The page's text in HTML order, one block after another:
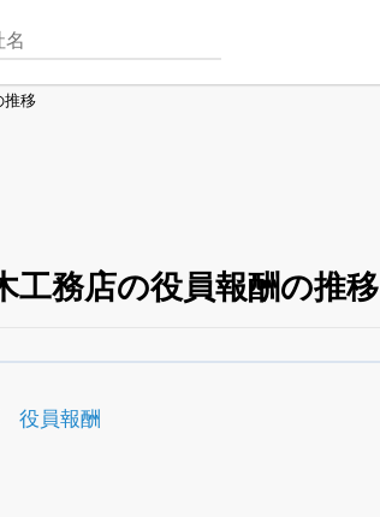
推移
工務店の役員報酬の推移
役員報酬